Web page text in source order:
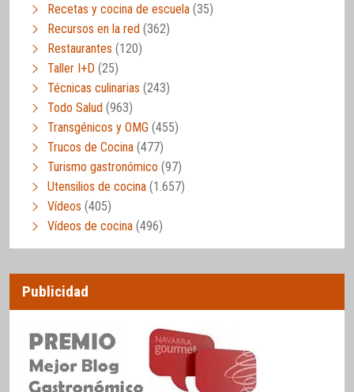
Recetas y cocina de escuela (35)
Recursos en la red (362)
Restaurantes (120)
Taller I+D (25)
Técnicas culinarias (243)
Todo Salud (963)
Transgénicos y OMG (455)
Trucos de Cocina (477)
Turismo gastronómico (97)
Utensilios de cocina (1.657)
Vídeos (405)
Vídeos de cocina (496)
Publicidad